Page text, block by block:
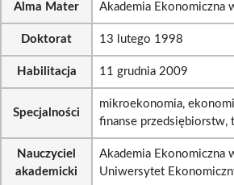
Alma Mater Akademia Ekonomiczna
Doktorat 13 lutego 1998
Habilitacja 11 grudnia 2009
Specjalności
mikroekonomia,
finanse przedsiębiorstw,
Nauczyciel
akademicki
Akademia Ekonomiczna
Uniwersytet